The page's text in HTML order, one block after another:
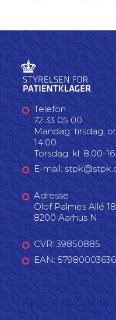
Telefon
72 33 05 00
Mandag, tirsdag,
14.00
Torsdag: kl. 8.00-
E-mail:
Adresse
Olof Palmes Allé
8200 Aarhus N
CVR: 39850885
EAN: